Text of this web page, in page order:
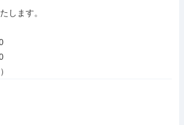
します。